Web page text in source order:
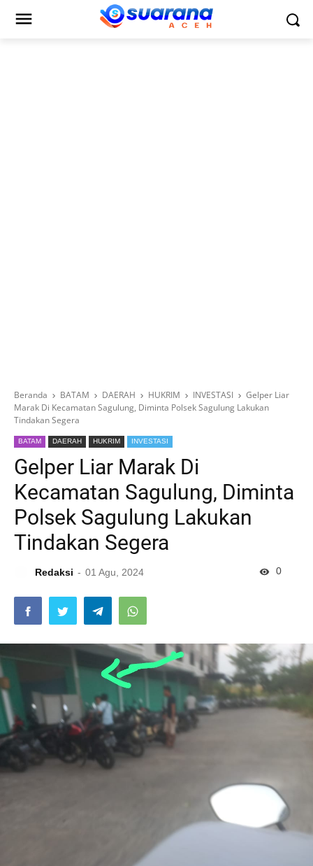
Beranda BATAM DAERAH HUKRIM INVESTASI
Gelper Liar
Marak Di Kecamatan Sagulung, Diminta Polsek Sagulung Lakukan
Tindakan Segera
BATAM DAERAH HUKRIM INVESTASI
Gelper Liar Marak Di
Kecamatan Sagulung, Diminta
Polsek Sagulung Lakukan
Tindakan Segera
Redaksi 01 Agu, 2024 0